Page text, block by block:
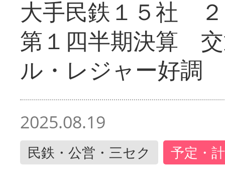
大手民鉄１５社
第１四半期決算
ル・レジャー好調
2025.08.19
民鉄・公営・三セク 予定・